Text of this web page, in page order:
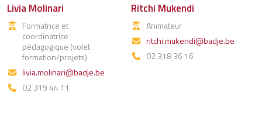
Livia Molinari
Formatrice et
coordinatrice
pédagogique (volet
formation/projets)
livia.molinari@badje.be
02 319 44 11
Ritchi Mukendi
Animateur
ritchi.mukendi@badje.be
02 318 36 16